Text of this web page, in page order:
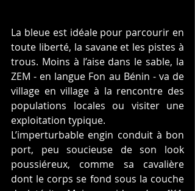
La bleue est idéale pour parcourir en
toute liberté, la savane et les pistes à
trous. Moins à l’aise dans le sable, la
ZEM - en langue Fon au Bénin - va de
village en village à la rencontre des
populations locales ou visiter une
exploitation typique.
L’imperturbable engin conduit à bon
port, peu soucieuse de son look
poussiéreux, comme sa cavalière
dont le corps se fond sous la couche